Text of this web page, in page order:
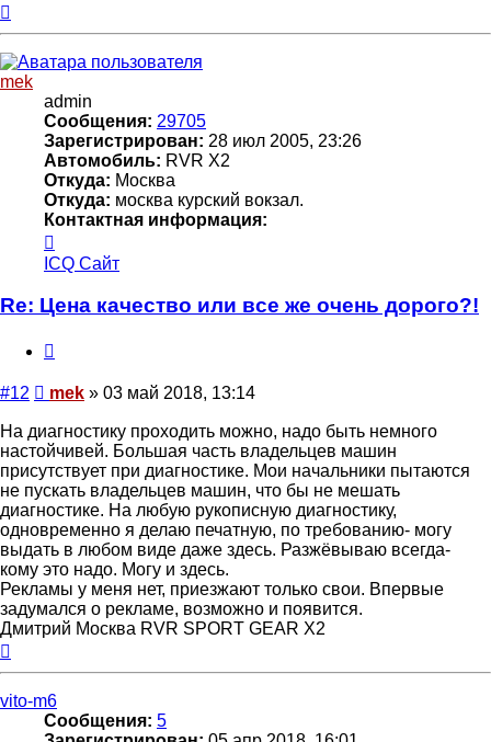
mek
admin
Сообщения: 29705
Зарегистрирован: 28 июл 2005, 23:26
Автомобиль: RVR X2
Откуда: Москва
Откуда: москва курский вокзал.
Контактная информация:
информация
пользователя
mek
ICQ Сайт
Re: Цена качество или все же очень дорого?!
#12 Сообщение
mek » 03 май 2018, 13:14
На диагностику проходить можно, надо быть немного
настойчивей. Большая часть владельцев машин
присутствует при диагностике. Мои начальники пытаются
не пускать владельцев машин, что бы не мешать
диагностике. На любую рукописную диагностику,
одновременно я делаю печатную, по требованию- могу
выдать в любом виде даже здесь. Разжёвываю всегда-
кому это надо. Могу и здесь.
Рекламы у меня нет, приезжают только свои. Впервые
задумался о рекламе, возможно и появится.
Дмитрий Москва RVR SPORT GEAR X2
vito-m6
Сообщения: 5